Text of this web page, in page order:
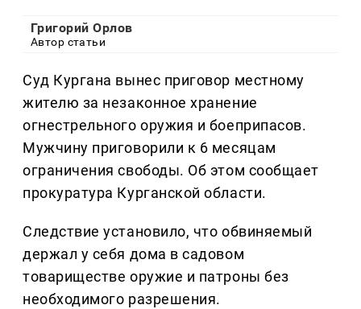
Григорий Орлов
Автор статьи
Суд Кургана вынес приговор местному
жителю за незаконное хранение
огнестрельного оружия и боеприпасов.
Мужчину приговорили к 6 месяцам
ограничения свободы. Об этом сообщает
прокуратура Курганской области.
Следствие установило, что обвиняемый
держал у себя дома в садовом
товариществе оружие и патроны без
необходимого разрешения.